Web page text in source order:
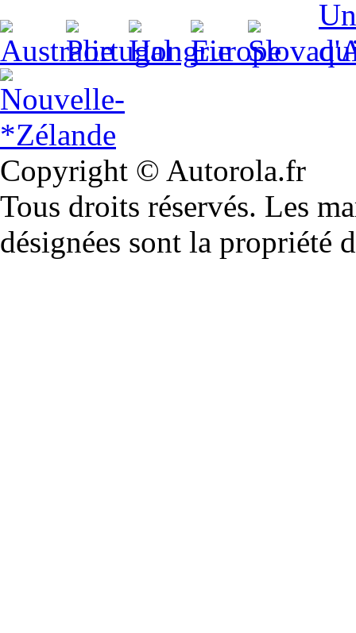
Copyright © Autorola.fr
Tous droits réservés. Les
désignées sont la propriété